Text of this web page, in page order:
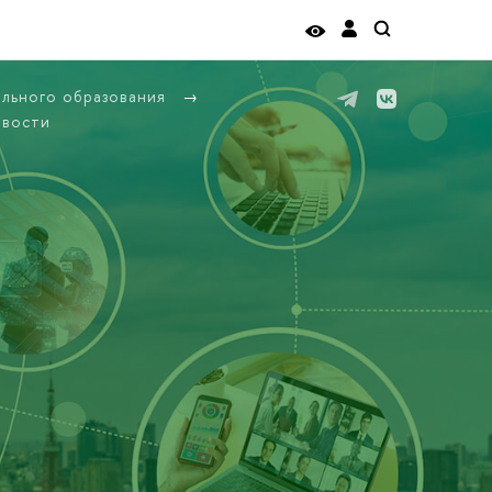
образования